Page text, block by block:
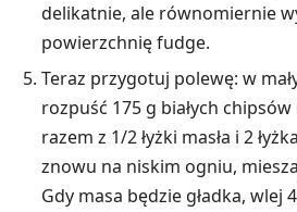
delikatnie, ale równomiernie
powierzchnię fudge.
Teraz przygotuj polewę: w
rozpuść 175 g białych
razem z 1/2 łyżki masła i 2
znowu na niskim ogniu,
Gdy masa będzie gładka, wlej